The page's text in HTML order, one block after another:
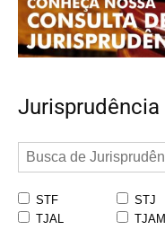
Jurisprudência
STF STJ
TJAL
TJAM